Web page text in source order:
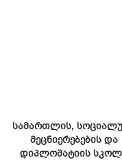
სამართლის,
მეცნიერებების და
დიპლომატიის